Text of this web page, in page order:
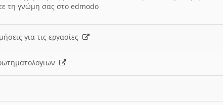
τη γνώμη σας στο edmodo
για τις εργασίες